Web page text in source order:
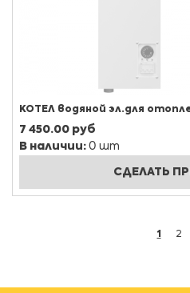
КОТЕЛ водяной эл.для
7 450.00 руб
В наличии: 0 шт
СДЕЛАТЬ
1 2